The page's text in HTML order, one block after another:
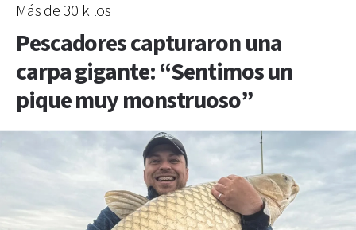
Más de 30 kilos
Pescadores capturaron una
carpa gigante: “Sentimos un
pique muy monstruoso”